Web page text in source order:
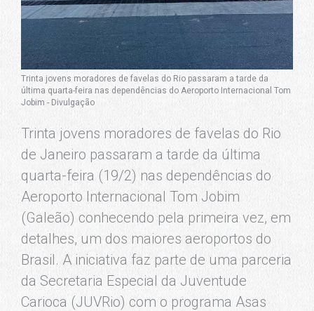
Trinta jovens moradores de favelas do Rio passaram a tarde da
última quarta-feira nas dependências do Aeroporto Internacional Tom
Jobim - Divulgação
Trinta jovens moradores de favelas do Rio
de Janeiro passaram a tarde da última
quarta-feira (19/2) nas dependências do
Aeroporto Internacional Tom Jobim
(Galeão) conhecendo pela primeira vez, em
detalhes, um dos maiores aeroportos do
Brasil. A iniciativa faz parte de uma parceria
da Secretaria Especial da Juventude
Carioca (JUVRio) com o programa Asas